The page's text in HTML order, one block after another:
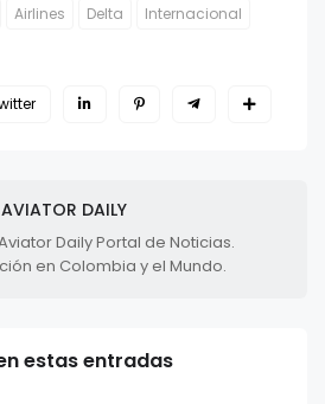
Airlines Delta
Internacional
DAILY
Daily Portal de Noticias.
en Colombia y el Mundo.
estas entradas